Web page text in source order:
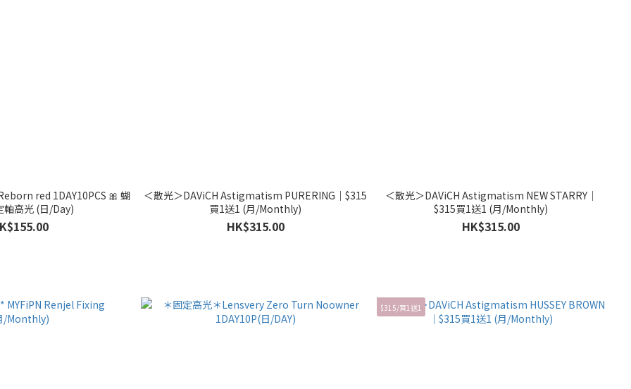
red 1DAY10PCS 🎀 蝴
蝶結固定軸高光 (日/Day)
＜散光＞DAViCH Astigmatism PURERING｜$315
買1送1 (月/Monthly)
HK$315.00
＜散光＞DAViCH Astigmatism NEW STARRY｜
$315買1送1 (月/Monthly)
HK$315.00
$315/買1送1